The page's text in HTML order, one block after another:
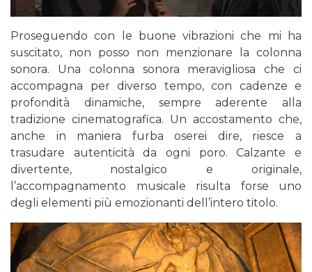
Proseguendo con le buone vibrazioni che mi ha
suscitato, non posso non menzionare la colonna
sonora. Una colonna sonora meravigliosa che ci
accompagna per diverso tempo, con cadenze e
profondità dinamiche, sempre aderente alla
tradizione cinematografica. Un accostamento che,
anche in maniera furba oserei dire, riesce a
trasudare autenticità da ogni poro. Calzante e
divertente, nostalgico e originale,
l’accompagnamento musicale risulta forse uno
degli elementi più emozionanti dell’intero titolo.